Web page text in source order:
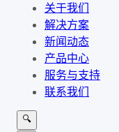
关于我们
解决方案
新闻动态
产品中心
服务与支持
联系我们
🔍